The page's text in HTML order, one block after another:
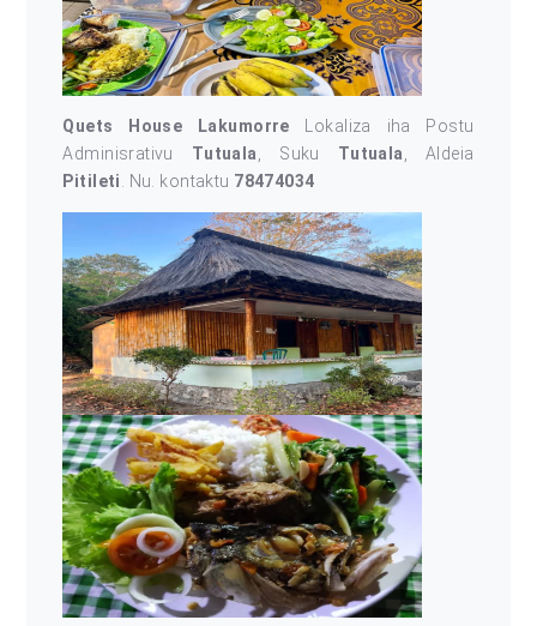
Quets House Lakumorre Lokaliza iha Postu
Adminisrativu Tutuala , Suku Tutuala
, Aldeia
Pitileti
. Nu. kontaktu 78474034